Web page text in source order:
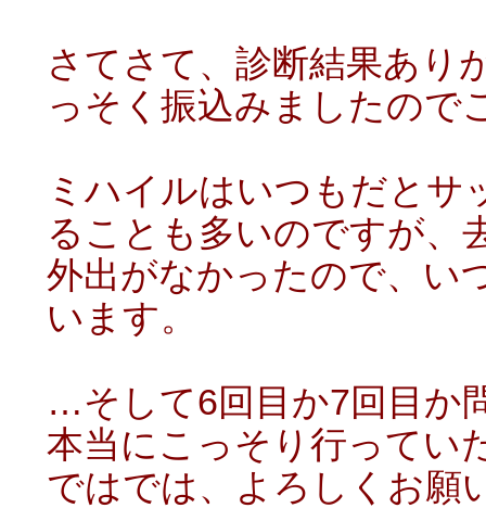
さてさて、診断結果あり
っそく振込みましたので
ミハイルはいつもだとサ
ることも多いのですが、
外出がなかったので、い
います。
…そして6回目か7回目か
本当にこっそり行ってい
ではでは、よろしくお願